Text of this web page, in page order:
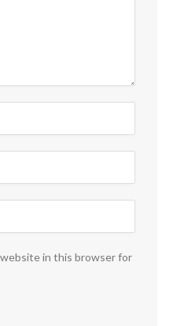
website in this browser for